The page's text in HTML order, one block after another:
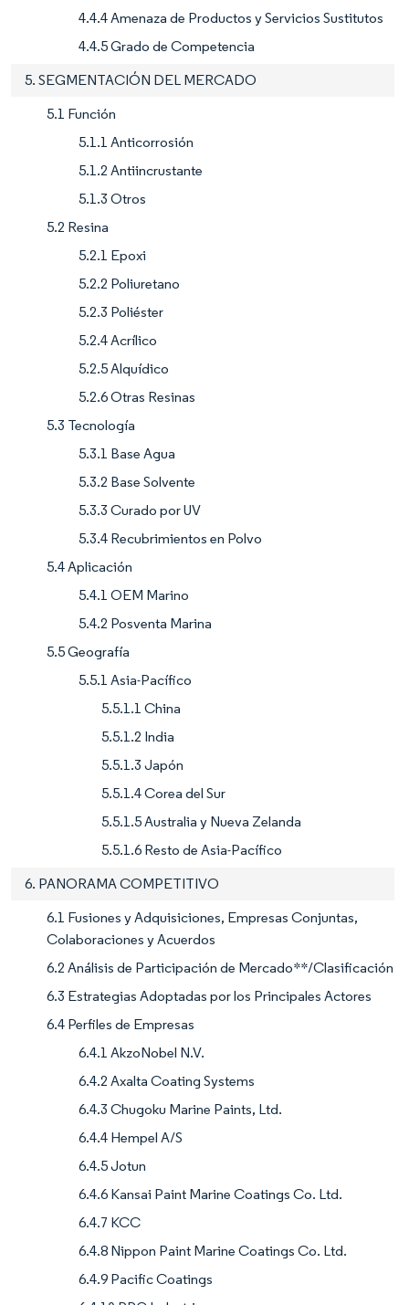
4.4.4 Amenaza de Productos y Servicios Sustitutos
4.4.5 Grado de Competencia
5. SEGMENTACIÓN DEL MERCADO
5.1 Función
5.1.1 Anticorrosión
5.1.2 Antiincrustante
5.1.3 Otros
5.2 Resina
5.2.1 Epoxi
5.2.2 Poliuretano
5.2.3 Poliéster
5.2.4 Acrílico
5.2.5 Alquídico
5.2.6 Otras Resinas
5.3 Tecnología
5.3.1 Base Agua
5.3.2 Base Solvente
5.3.3 Curado por UV
5.3.4 Recubrimientos en Polvo
5.4 Aplicación
5.4.1 OEM Marino
5.4.2 Posventa Marina
5.5 Geografía
5.5.1 Asia-Pacífico
5.5.1.1 China
5.5.1.2 India
5.5.1.3 Japón
5.5.1.4 Corea del Sur
5.5.1.5 Australia y Nueva Zelanda
5.5.1.6 Resto de Asia-Pacífico
6. PANORAMA COMPETITIVO
6.1 Fusiones y Adquisiciones, Empresas Conjuntas,
Colaboraciones y Acuerdos
6.2 Análisis de Participación de Mercado**/Clasificación
6.3 Estrategias Adoptadas por los Principales Actores
6.4 Perfiles de Empresas
6.4.1 AkzoNobel N.V.
6.4.2 Axalta Coating Systems
6.4.3 Chugoku Marine Paints, Ltd.
6.4.4 Hempel A/S
6.4.5 Jotun
6.4.6 Kansai Paint Marine Coatings Co. Ltd.
6.4.7 KCC
6.4.8 Nippon Paint Marine Coatings Co. Ltd.
6.4.9 Pacific Coatings